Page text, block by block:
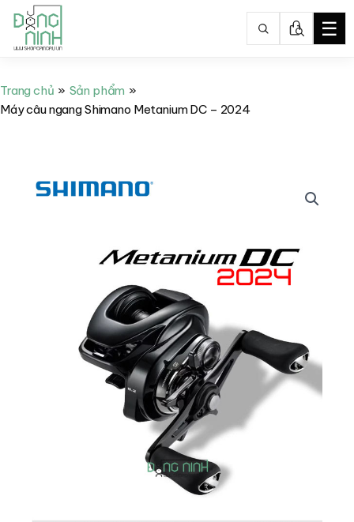
tới
nội
☰
Trang chủ
Sản phẩm
Máy câu ngang Shimano Metanium DC – 2024